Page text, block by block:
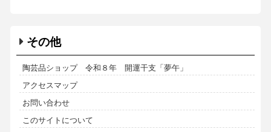
その他
陶芸品ショップ 令和８年 開運干支「夢午」
アクセスマップ
お問い合わせ
このサイトについて